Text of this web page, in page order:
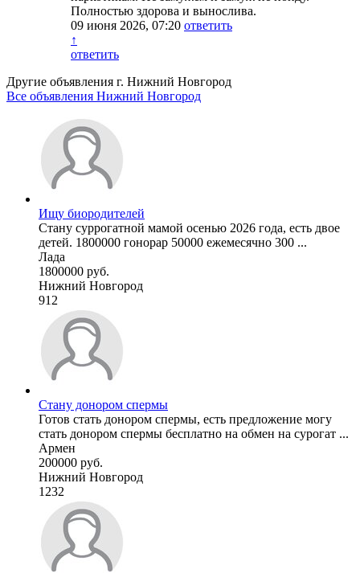
Полностью здорова и вынослива.
09 июня 2026, 07:20 ответить
↑
ответить
Другие объявления г. Нижний Новгород
Все объявления Нижний Новгород
Ищу биородителей
Стану суррогатной мамой осенью 2026 года, есть двое
детей. 1800000 гонорар 50000 ежемесячно 300 ...
Лада
1800000 руб.
Нижний Новгород
912
Стану донором спермы
Готов стать донором спермы, есть предложение могу
стать донором спермы бесплатно на обмен на сурогат ...
Армен
200000 руб.
Нижний Новгород
1232